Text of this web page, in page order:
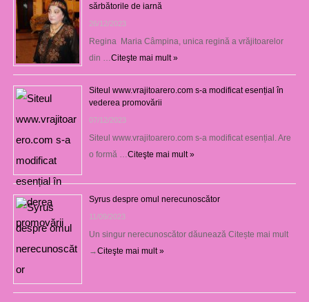
sărbătorile de iarnă
26/12/2023
Regina Maria Câmpina, unica regină a vrăjitoarelor
din … Citeşte mai mult »
Siteul www.vrajitoarero.com s-a modificat esențial în
vederea promovării
07/12/2023
Siteul www.vrajitoarero.com s-a modificat esențial. Are
o formă … Citeşte mai mult »
Syrus despre omul nerecunoscător
11/09/2023
Un singur nerecunoscător dăunează Citește mai mult
→Citeşte mai mult »